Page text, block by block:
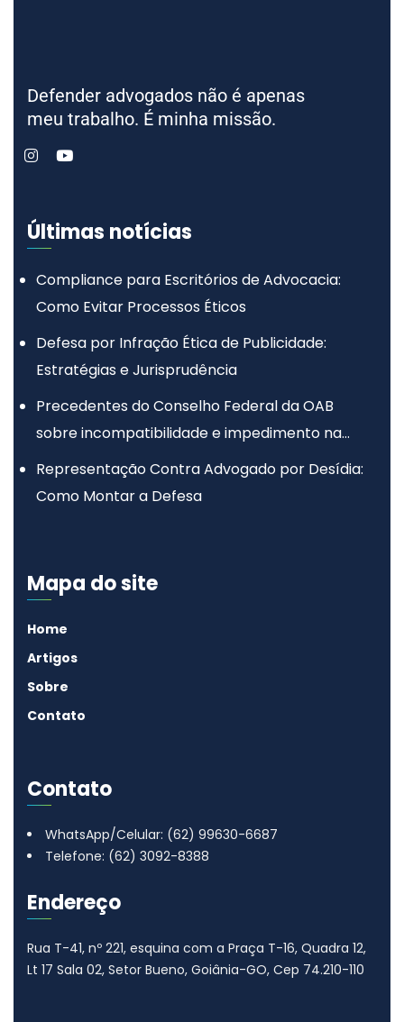
Defender advogados não é apenas
meu trabalho. É minha missão.
Últimas notícias
Compliance para Escritórios de Advocacia:
Como Evitar Processos Éticos
Defesa por Infração Ética de Publicidade:
Estratégias e Jurisprudência
Precedentes do Conselho Federal da OAB
sobre incompatibilidade e impedimento na
advocacia
Representação Contra Advogado por Desídia:
Como Montar a Defesa
Mapa do site
Home
Artigos
Sobre
Contato
Contato
WhatsApp/Celular: (62) 99630-6687
Telefone: (62) 3092-8388
Endereço
Rua T-41, nº 221, esquina com a Praça T-16, Quadra 12,
Lt 17 Sala 02, Setor Bueno, Goiânia-GO, Cep 74.210-110